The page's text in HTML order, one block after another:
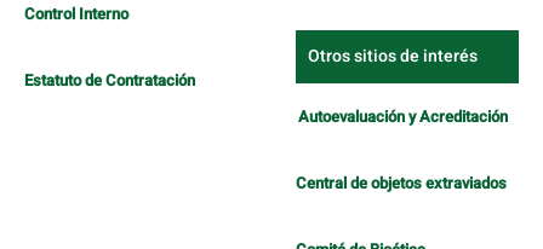
Control Interno
Estatuto de Contratación
Otros sitios de interés
Autoevaluación y Acreditación
Central de objetos extraviados